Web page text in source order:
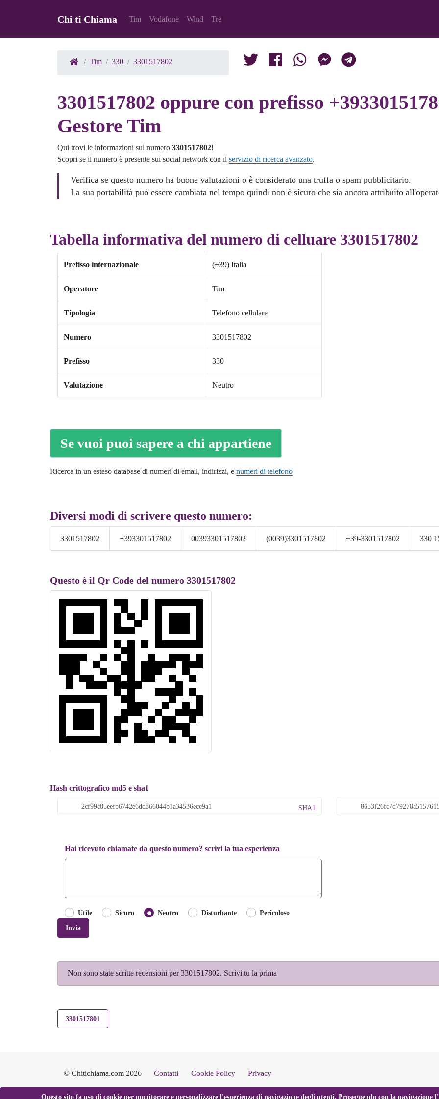
Chi ti Chiama Tim Vodafone Wind Tre
Tim 330 3301517802
3301517802 oppure con prefisso
Gestore Tim
Qui trovi le informazioni sul numero 3301517802!
Scopri se il numero è presente sui social network con il servizio di ricerca avanzato.
Verifica se questo numero ha buone valutazioni o è considerato una truffa o spam pubblicitario.
La sua portabilità può essere cambiata nel tempo quindi non è sicuro che sia ancora attribuito
Tabella informativa del numero di celluare 3301517802
Prefisso internazionale (+39) Italia
Operatore Tim
Tipologia Telefono cellulare
Numero 3301517802
Prefisso 330
Valutazione Neutro
Se vuoi puoi sapere a chi appartiene
Ricerca in un esteso database di numeri di email, indirizzi, e numeri di telefono
Diversi modi di scrivere questo numero:
3301517802 +393301517802 00393301517802 (0039)3301517802 +39-3301517802 330
Questo è il Qr Code del numero 3301517802
Hash crittografico md5 e sha1
SHA1
Hai ricevuto chiamate da questo numero? scrivi la tua esperienza
Utile Sicuro Neutro Disturbante
Pericoloso
Invia
Non sono state scritte recensioni per 3301517802. Scrivi tu la prima
3301517801
© Chitichiama.com 2026 Contatti Cookie Policy Privacy
Questo sito fa uso di cookie per monitorare e personalizzare l'esperienza di navigazione degli utenti. Proseguendo con la